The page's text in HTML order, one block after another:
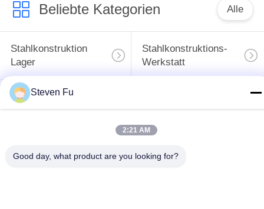
Beliebte Kategorien Alle
Stahlkonstruktion
Lager
Stahlkonstruktions-
Werkstatt
Stahlkonstruktionsbau
Vorfabrizierte
Gebäude
Steven Fu
2:21 AM
Good day, what product are you looking for?